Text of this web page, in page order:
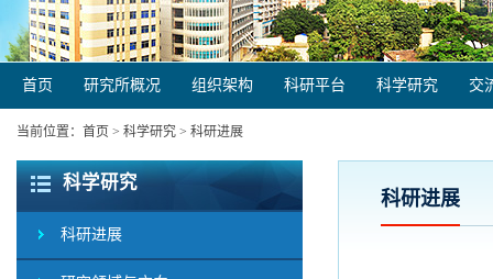
首页 研究所概况 组织架构 科研平台 科学研究 交
当前位置： 首页 > 科学研究 > 科研进展
科学研究
科研进展
科研进展